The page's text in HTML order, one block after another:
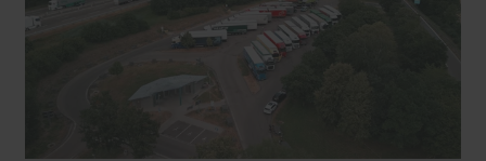
Ostern erleben wie vor 2000 Jahren in Jerusalem